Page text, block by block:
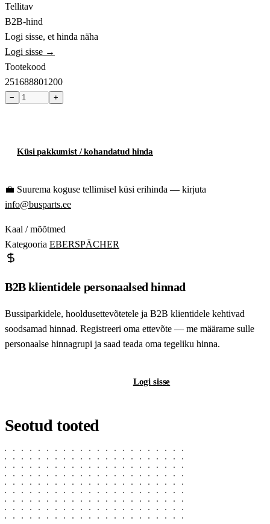
Tellitav
B2B-hind
Logi sisse, et hinda näha
Logi sisse →
Tootekood
251688801200
− +
Küsi pakkumist / kohandatud hinda
💼 Suurema koguse tellimisel küsi erihinda — kirjuta
info@busparts.ee
Kaal / mõõtmed
Kategooria EBERSPÄCHER
B2B klientidele personaalsed hinnad
Bussiparkidele, hooldusettevõtetele ja B2B klientidele kehtivad
soodsamad hinnad. Registreeri oma ettevõte — me määrame sulle
personaalse hinnagrupi ja saad teada oma tegeliku hinna.
Logi sisse
Seotud tooted